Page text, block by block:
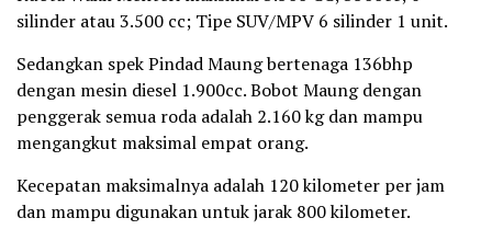
silinder atau 3.500 cc; Tipe SUV/MPV 6 silinder 1 unit.
Sedangkan spek Pindad Maung bertenaga 136bhp
dengan mesin diesel 1.900cc. Bobot Maung dengan
penggerak semua roda adalah 2.160 kg dan mampu
mengangkut maksimal empat orang.
Kecepatan maksimalnya adalah 120 kilometer per jam
dan mampu digunakan untuk jarak 800 kilometer.